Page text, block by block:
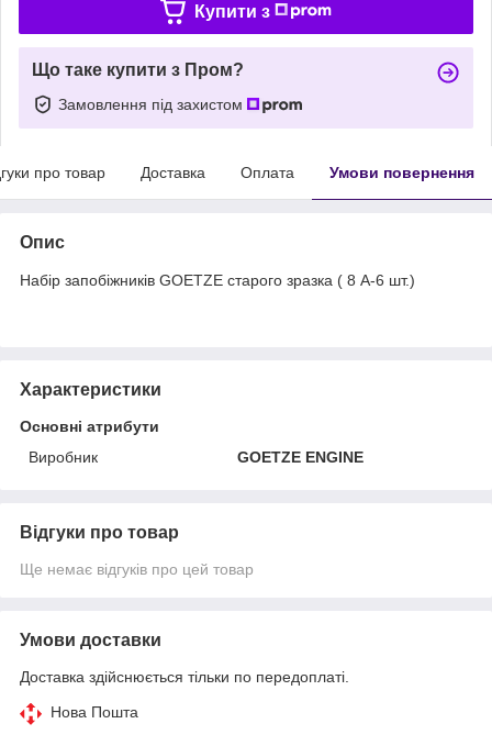
Купити з
Що таке купити з Пром?
Замовлення під захистом
про товар Доставка Оплата Умови повернення
Опис
Набір запобіжників GOETZE старого зразка ( 8 А-6 шт.)
Характеристики
Основні атрибути
Виробник
GOETZE ENGINE
Відгуки про товар
Ще немає відгуків про цей товар
Умови доставки
Доставка здійснюється тільки по передоплаті.
Нова Пошта